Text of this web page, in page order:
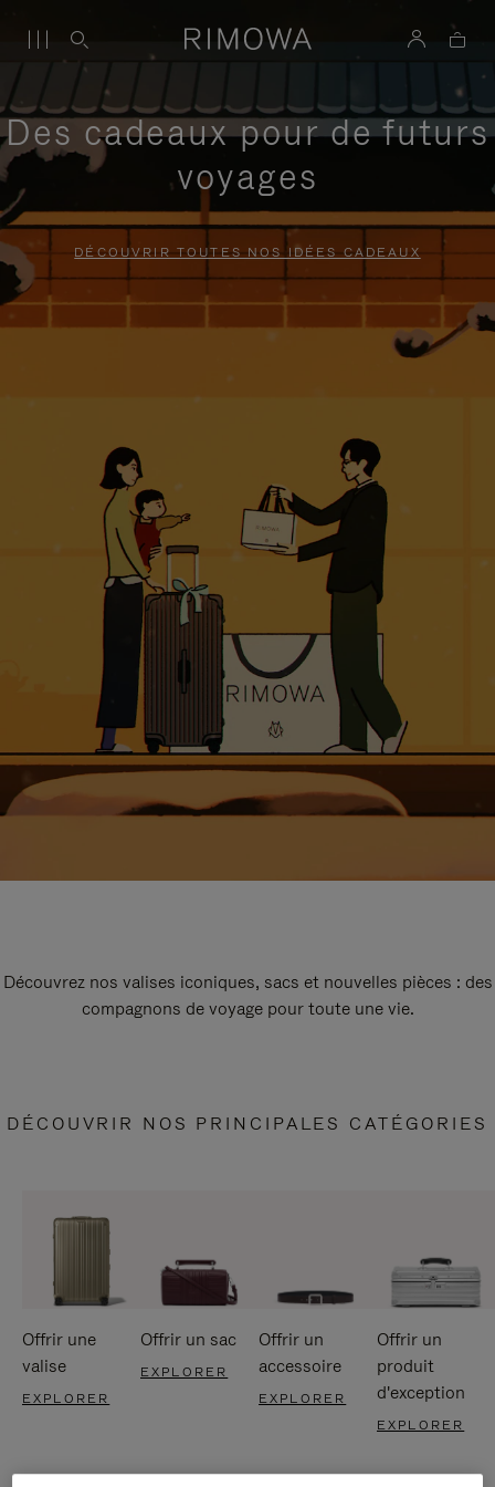
Des cadeaux pour de futurs
voyages
DÉCOUVRIR TOUTES NOS IDÉES CADEAUX
Découvrez nos valises iconiques, sacs et nouvelles pièces : des
compagnons de voyage pour toute une vie.
DÉCOUVRIR NOS PRINCIPALES CATÉGORIES
Offrir une
valise
EXPLORER
Offrir un sac
EXPLORER
Offrir un
accessoire
EXPLORER
Offrir un
produit
d'exception
EXPLORER